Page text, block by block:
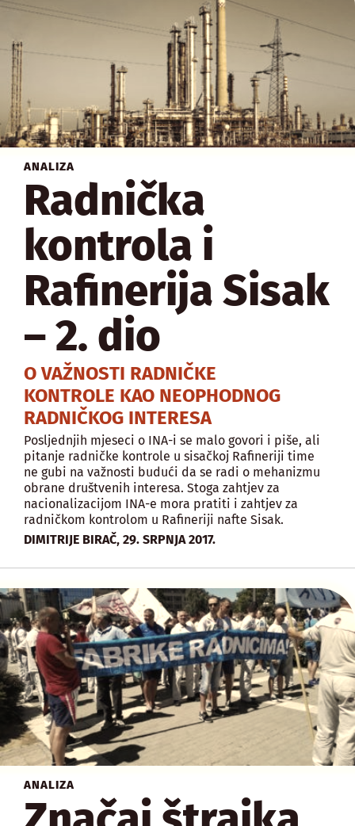
ANALIZA
Radnička
kontrola i
Rafinerija Sisak
– 2. dio
O VAŽNOSTI RADNIČKE
KONTROLE KAO NEOPHODNOG
RADNIČKOG INTERESA
Posljednjih mjeseci o INA-i se malo govori i piše, ali
pitanje radničke kontrole u sisačkoj Rafineriji time
ne gubi na važnosti budući da se radi o mehanizmu
obrane društvenih interesa. Stoga zahtjev za
nacionalizacijom INA-e mora pratiti i zahtjev za
radničkom kontrolom u Rafineriji nafte Sisak.
DIMITRIJE BIRAČ, 29. SRPNJA 2017.
ANALIZA